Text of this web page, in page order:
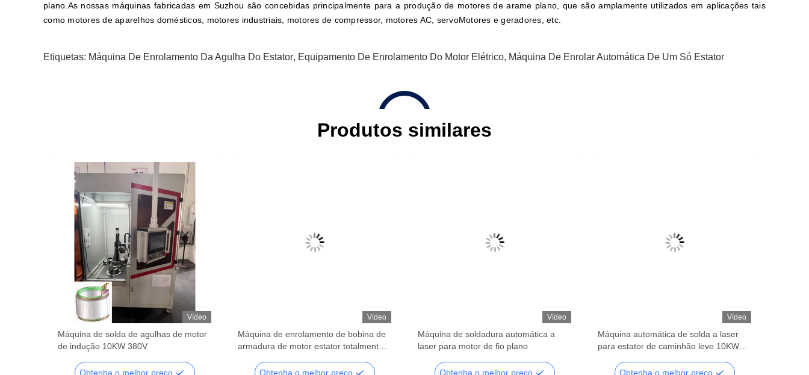
plano.As nossas máquinas fabricadas em Suzhou são concebidas principalmente para a produção de motores de arame plano, que são amplamente utilizados em aplicações tais
como motores de aparelhos domésticos, motores industriais, motores de compressor, motores AC, servoMotores e geradores, etc.
Etiquetas: Máquina De Enrolamento Da Agulha Do Estator, Equipamento De Enrolamento Do Motor Elétrico, Máquina De Enrolar Automática De Um Só Estator
Produtos similares
Vídeo
Máquina de solda de agulhas de motor
de indução 10KW 380V
Obtenha o melhor preço
Vídeo
Máquina de enrolamento de bobina de
armadura de motor estator totalmente
Obtenha o melhor preço
Vídeo
Máquina de soldadura automática a
laser para motor de fio plano
Obtenha o melhor preço
Vídeo
Máquina automática de solda a laser
para estator de caminhão leve 10KW
Obtenha o melhor preço